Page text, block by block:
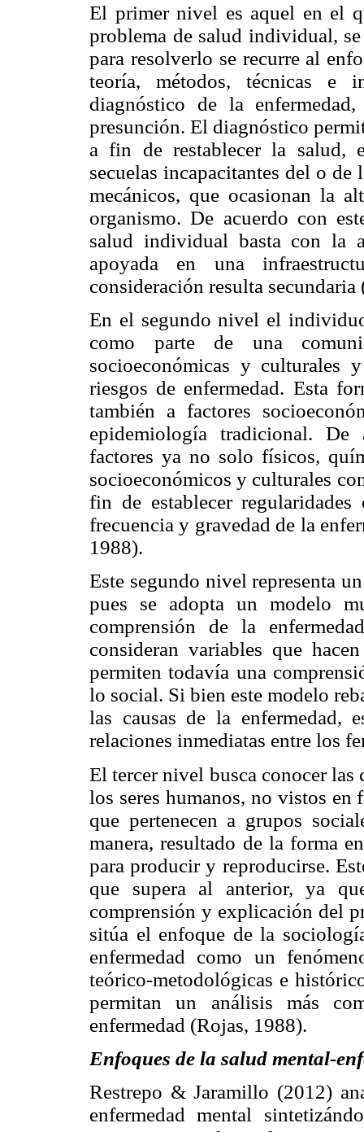
El primer nivel es aquel en el
problema de salud individual,
para resolverlo se recurre al
teoría, métodos, técnicas e
diagnóstico de la
presunción. El diagnóstico
a fin de restablecer la salud,
secuelas incapacitantes del o
mecánicos, que ocasionan la
organismo. De acuerdo con
salud individual basta con la
apoyada en una
consideración resulta
En el segundo nivel el
como parte de una
socioeconómicas y culturales
riesgos de enfermedad. Esta
también a factores
epidemiología tradicional.
factores ya no solo físicos,
socioeconómicos y culturales
fin de establecer
frecuencia y gravedad de la
1988).
Este segundo nivel representa
pues se adopta un modelo
comprensión de la
consideran variables que
permiten todavía una
lo social. Si bien este modelo
las causas de la enfermedad,
relaciones inmediatas entre los
El tercer nivel busca conocer las
los seres humanos, no vistos en
que pertenecen a grupos
manera, resultado de la forma
para producir y reproducirse.
que supera al anterior, ya
comprensión y explicación del
sitúa el enfoque de la
enfermedad como un
teórico-metodológicas e
permitan un análisis más
enfermedad (Rojas, 1988).
Enfoques de la salud mental-
Restrepo & Jaramillo (2012)
enfermedad mental